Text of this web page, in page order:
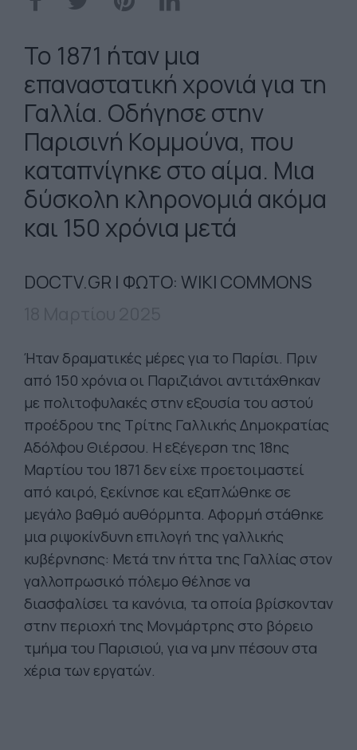
To 1871 ήταν μια
επαναστατική χρονιά για τη
Γαλλία. Οδήγησε στην
Παρισινή Κομμούνα, που
καταπνίγηκε στο αίμα. Μια
δύσκολη κληρονομιά ακόμα
και 150 χρόνια μετά
DOCTV.GR | ΦΩΤΟ: WIKI COMMONS
Ήταν δραματικές μέρες για το Παρίσι. Πριν
από 150 χρόνια οι Παριζιάνοι αντιτάχθηκαν
με πολιτοφυλακές στην εξουσία του αστού
προέδρου της Τρίτης Γαλλικής Δημοκρατίας
Αδόλφου Θιέρσου. Η εξέγερση της 18ης
Μαρτίου του 1871 δεν είχε προετοιμαστεί
από καιρό, ξεκίνησε και εξαπλώθηκε σε
μεγάλο βαθμό αυθόρμητα. Αφορμή στάθηκε
μια ριψοκίνδυνη επιλογή της γαλλικής
κυβέρνησης: Μετά την ήττα της Γαλλίας στον
γαλλοπρωσικό πόλεμο θέλησε να
διασφαλίσει τα κανόνια, τα οποία βρίσκονταν
στην περιοχή της Μονμάρτρης στο βόρειο
τμήμα του Παρισιού, για να μην πέσουν στα
χέρια των εργατών.